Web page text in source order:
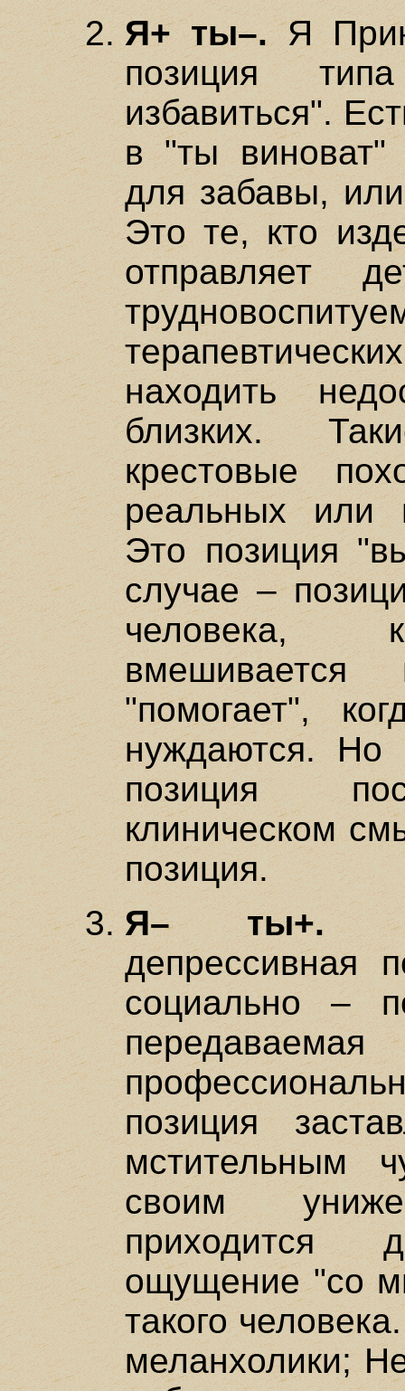
Я+ ты–.Я
позиция
избавиться".
в "ты
для забавы,
Это те, кто
отправляет
находить
близких.
крестовые
реальных или
Это позиция
случае –
человека,
"помогает",
нуждаются. Но
позиция
клиническом
позиция.
Я– ты+.
депрессивная
социально –
позиция
мстительным
своим
приходится
ощущение "со
такого
меланхолики;